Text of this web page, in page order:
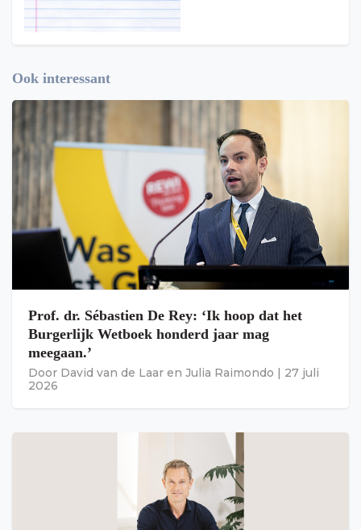
Ook interessant
Prof. dr. Sébastien De Rey: ‘Ik hoop dat het
Burgerlijk Wetboek honderd jaar mag
meegaan.’
Door David van de Laar en Julia Raimondo | 27 juli
2026